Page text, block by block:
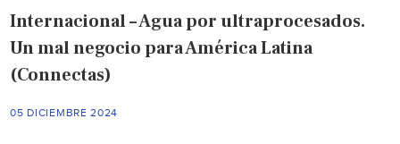
Internacional – Agua por ultraprocesados.
Un mal negocio para América Latina
(Connectas)
05 DICIEMBRE 2024